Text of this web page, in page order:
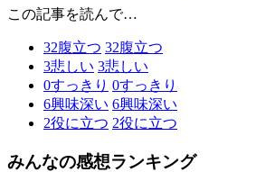
この記事を読んで…
32腹立つ 32腹立つ
3悲しい 3悲しい
0すっきり 0すっきり
6興味深い 6興味深い
2役に立つ 2役に立つ
みんなの感想ランキング